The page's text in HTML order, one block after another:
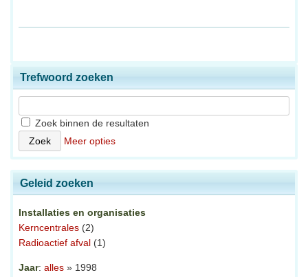
Trefwoord zoeken
Zoek binnen de resultaten
Meer opties
Geleid zoeken
Installaties en organisaties
Kerncentrales (2)
Radioactief afval (1)
Jaar: alles » 1998